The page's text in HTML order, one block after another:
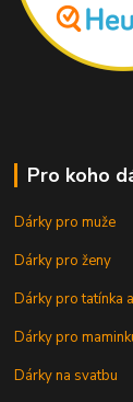
Pro koho
Dárky pro muže
Dárky pro ženy
Dárky pro tatínka
Dárky pro
Dárky na svatbu